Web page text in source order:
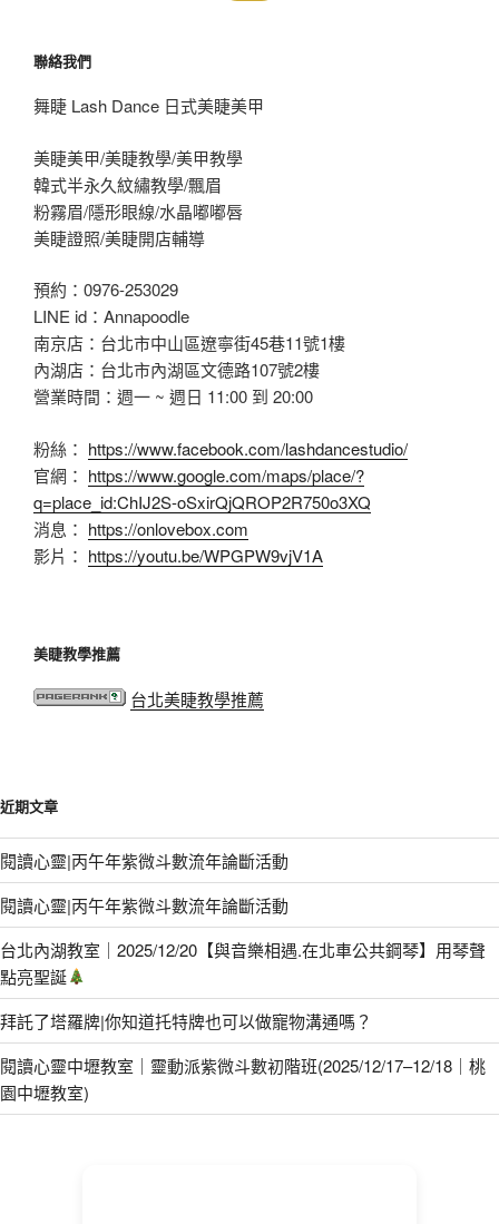
聯絡我們
舞睫 Lash Dance 日式美睫美甲
美睫美甲/美睫教學/美甲教學
韓式半永久紋繡教學/飄眉
粉霧眉/隱形眼線/水晶嘟嘟唇
美睫證照/美睫開店輔導
預約：0976-253029
LINE id：Annapoodle
南京店：台北市中山區遼寧街45巷11號1樓
內湖店：台北市內湖區文德路107號2樓
營業時間：週一 ~ 週日 11:00 到 20:00
粉絲： https://www.facebook.com/lashdancestudio/
官網： https://www.google.com/maps/place/?
q=place_id:ChIJ2S-oSxirQjQROP2R750o3XQ
消息： https://onlovebox.com
影片： https://youtu.be/WPGPW9vjV1A
美睫教學推薦
台北美睫教學推薦
近期文章
閱讀心靈|丙午年紫微斗數流年論斷活動
閱讀心靈|丙午年紫微斗數流年論斷活動
台北內湖教室｜2025/12/20【與音樂相遇.在北車公共鋼琴】用琴聲
點亮聖誕
拜託了塔羅牌|你知道托特牌也可以做寵物溝通嗎？
閱讀心靈中壢教室｜靈動派紫微斗數初階班(2025/12/17–12/18｜桃
園中壢教室)